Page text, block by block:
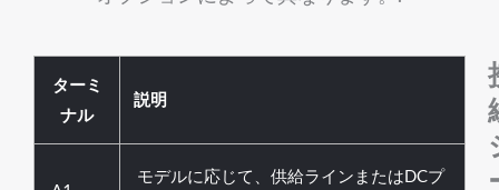
ターミ
ナル
説明
モデルに応じて、供給ラインまたはDCプ